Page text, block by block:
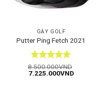
GẬY GOLF
Putter Ping Fetch 2021
Được xếp
hạng55
8.500.000VND
Giá
7.225.000VNDGiá